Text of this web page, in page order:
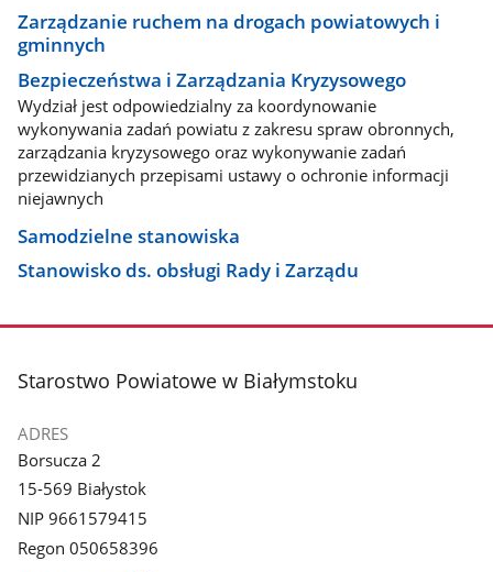
Zarządzanie ruchem na drogach powiatowych i
gminnych
Bezpieczeństwa i Zarządzania Kryzysowego
Wydział jest odpowiedzialny za koordynowanie
wykonywania zadań powiatu z zakresu spraw obronnych,
zarządzania kryzysowego oraz wykonywanie zadań
przewidzianych przepisami ustawy o ochronie informacji
niejawnych
Samodzielne stanowiska
Stanowisko ds. obsługi Rady i Zarządu
stopka
Starostwo Powiatowe w Białymstoku
ADRES
Borsucza 2
15-569 Białystok
NIP 9661579415
Regon 050658396